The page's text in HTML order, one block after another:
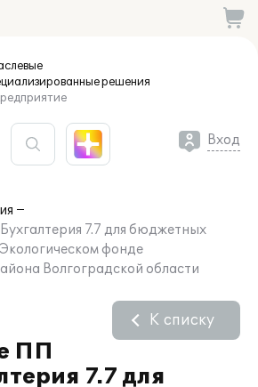
решения
Вход
7.7 для бюджетных
фонде
Волгоградской области
ПП
7.7 для
К списку